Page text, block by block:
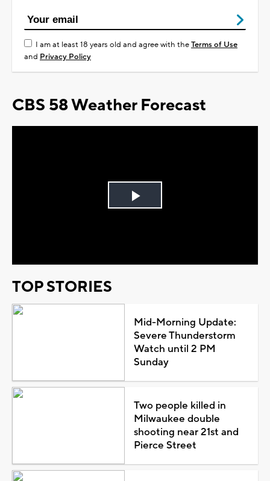
I am at least 18 years old and agree with theTerms of Use
and Privacy Policy
CBS 58 Weather Forecast
Play
TOP STORIES
Mid-Morning Update:
Severe Thunderstorm
Watch until 2 PM
Sunday
Two people killed in
Milwaukee double
shooting near 21st and
Pierce Street